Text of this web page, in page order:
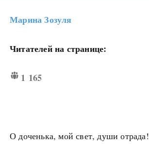
Марина Зозуля
Читателей на странице:
1 165
О доченька, мой свет, души отрада!